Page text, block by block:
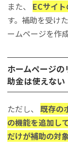
また、 ECサイ
す。補助を受け
ームページを作
ホームページ
助金は使えない
ただし、 既存の
の機能を追加し
だけが補助の対